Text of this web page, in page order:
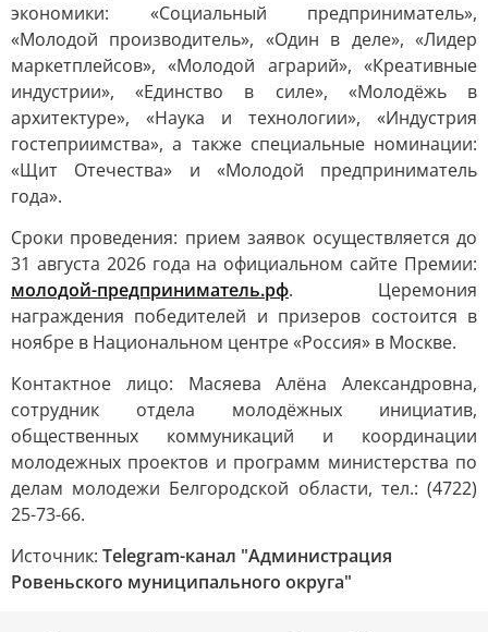
экономики: «Социальный предприниматель»,
«Молодой производитель», «Один в деле», «Лидер
маркетплейсов», «Молодой аграрий», «Креативные
индустрии», «Единство в силе», «Молодёжь в
архитектуре», «Наука и технологии», «Индустрия
гостеприимства», а также специальные номинации:
«Щит Отечества» и «Молодой предприниматель
года».
Сроки проведения: прием заявок осуществляется до
31 августа 2026 года на официальном сайте Премии:
молодой-предприниматель.рф. Церемония
награждения победителей и призеров состоится в
ноябре в Национальном центре «Россия» в Москве.
Контактное лицо: Масяева Алёна Александровна,
сотрудник отдела молодёжных инициатив,
общественных коммуникаций и координации
молодежных проектов и программ министерства по
делам молодежи Белгородской области, тел.: (4722)
25-73-66.
Источник: Telegram-канал "Администрация
Ровеньского муниципального округа"